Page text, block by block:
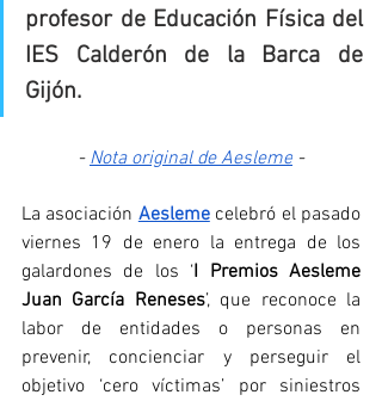
profesor de Educación Física del
IES Calderón de la Barca de
Gijón.
- Nota original de Aesleme -
La asociación Aesleme celebró el pasado
viernes 19 de enero la entrega de los
galardones de los ‘I Premios Aesleme
Juan García Reneses’, que reconoce la
labor de entidades o personas en
prevenir, concienciar y perseguir el
objetivo ‘cero víctimas’ por siniestros